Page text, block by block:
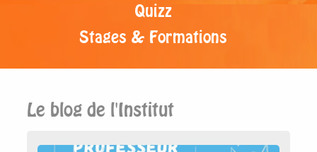
Quizz
Stages & Formations
Le blog de l'Institut